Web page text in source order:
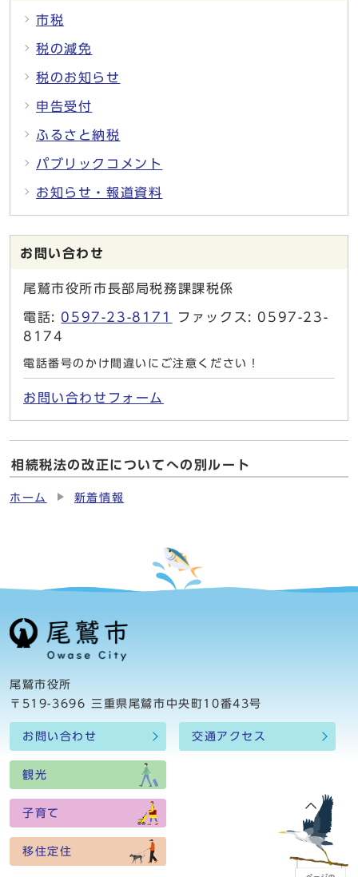
市税
税の減免
税のお知らせ
申告受付
ふるさと納税
パブリックコメント
お知らせ・報道資料
お問い合わせ
尾鷲市役所市長部局税務課課税係
電話: 0597-23-8171
ファックス: 0597-23-
8174
電話番号のかけ間違いにご注意ください！
お問い合わせフォーム
相続税法の改正についてへの別ルート
ホーム 新着情報
尾鷲市役所
〒519-3696 三重県尾鷲市中央町10番43号
お問い合わせ 交通アクセス
観光
子育て
移住定住